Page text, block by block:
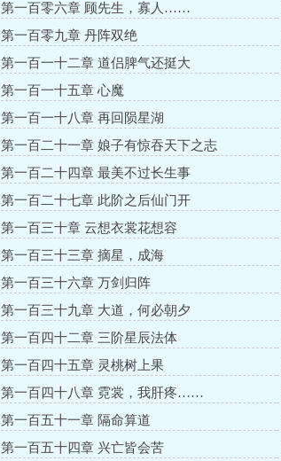
第一百零六章 顾先生，寡人……
第一百零九章 丹阵双绝
第一百一十二章 道侣脾气还挺大
第一百一十五章 心魔
第一百一十八章 再回陨星湖
第一百二十一章 娘子有惊吞天下之志
第一百二十四章 最美不过长生事
第一百二十七章 此阶之后仙门开
第一百三十章 云想衣裳花想容
第一百三十三章 摘星，成海
第一百三十六章 万剑归阵
第一百三十九章 大道，何必朝夕
第一百四十二章 三阶星辰法体
第一百四十五章 灵桃树上果
第一百四十八章 霓裳，我肝疼……
第一百五十一章 隔命算道
第一百五十四章 兴亡皆会苦